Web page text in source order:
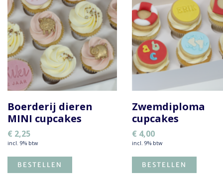
Boerderij dieren
MINI cupcakes
€ 2,25
incl. 9% btw
BESTELLEN
Zwemdiploma
cupcakes
€ 4,00
incl. 9% btw
BESTELLEN